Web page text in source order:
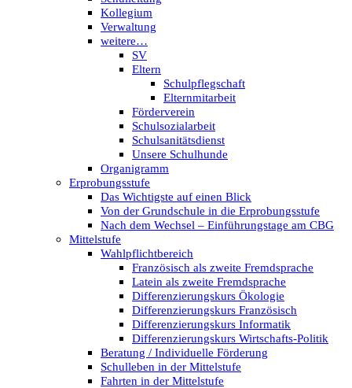
Kollegium
Verwaltung
weitere…
SV
Eltern
Schulpflegschaft
Elternmitarbeit
Förderverein
Schulsozialarbeit
Schulsanitätsdienst
Unsere Schulhunde
Organigramm
Erprobungsstufe
Das Wichtigste auf einen Blick
Von der Grundschule in die Erprobungsstufe
Nach dem Wechsel – Einführungstage am CBG
Mittelstufe
Wahlpflichtbereich
Französisch als zweite Fremdsprache
Latein als zweite Fremdsprache
Differenzierungskurs Ökologie
Differenzierungskurs Französisch
Differenzierungskurs Informatik
Differenzierungskurs Wirtschafts-Politik
Beratung / Individuelle Förderung
Schulleben in der Mittelstufe
Fahrten in der Mittelstufe